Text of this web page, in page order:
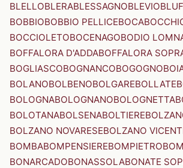
BLELLOBLERABLESSAGNOBLEVIO
BOBBIOBOBBIO PELLICEBOCA
BOCCIOLETOBOCENAGOBODIO
BOFFALORA D'ADDABOFFALORA
BOGLIASCOBOGNANCOBOGOGNO
BOLANOBOLBENOBOLGAREBOLLATE
BOLOGNABOLOGNANOBOLOGNETTA
BOLOTANABOLSENABOLTIERE
BOLZANO NOVARESEBOLZANO
BOMBABOMPENSIEREBOMPIETRO
BONARCADOBONASSOLABONATE